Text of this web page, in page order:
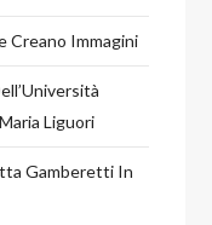
Creano Immagini
Liguori
Gamberetti In